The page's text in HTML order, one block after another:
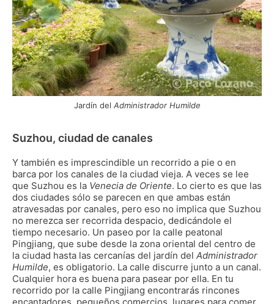
Jardín del Administrador Humilde
Suzhou, ciudad de canales
Y también es imprescindible un recorrido a pie o en
barca por los canales de la ciudad vieja. A veces se lee
que Suzhou es la Venecia de Oriente. Lo cierto es que las
dos ciudades sólo se parecen en que ambas están
atravesadas por canales, pero eso no implica que Suzhou
no merezca ser recorrida despacio, dedicándole el
tiempo necesario. Un paseo por la calle peatonal
Pingjiang, que sube desde la zona oriental del centro de
la ciudad hasta las cercanías del jardín del Administrador
Humilde, es obligatorio. La calle discurre junto a un canal.
Cualquier hora es buena para pasear por ella. En tu
recorrido por la calle Pingjiang encontrarás rincones